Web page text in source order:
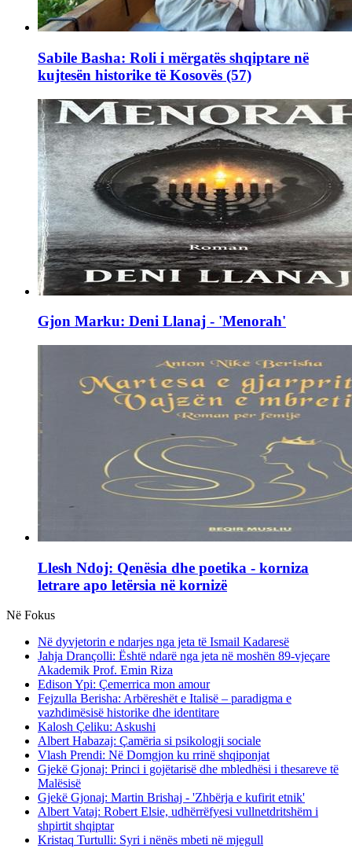
Sabile Basha: Roli i mërgatës shqiptare në
kujtesën historike të Kosovës (57)
Gjon Marku: Deni Llanaj - 'Menorah'
Llesh Ndoj: Qenësia dhe poetika - korniza
letrare apo letërsia në kornizë
Në Fokus
Në dyvjetorin e ndarjes nga jeta të Ismail Kadaresë
Jahja Drançolli: Është ndarë nga jeta në moshën 89-vjeçare
Akademik Prof. Emin Riza
Edison Ypi: Çemerrica mon amour
Fejzulla Berisha: Arbëreshët e Italisë – paradigma e
vazhdimësisë historike dhe identitare
Kalosh Çeliku: Askushi
Albert Habazaj: Çamëria si psikologji sociale
Vlash Prendi: Në Domgjon ku rrinë shqiponjat
Gjekë Gjonaj: Princi i gojëtarisë dhe mbledhësi i thesareve të
Malësisë
Gjekë Gjonaj: Martin Brishaj - 'Zhbërja e kufirit etnik'
Albert Vataj: Robert Elsie, udhërrëfyesi vullnetdritshëm i
shpirtit shqiptar
Kristaq Turtulli: Syri i nënës mbeti në mjegull